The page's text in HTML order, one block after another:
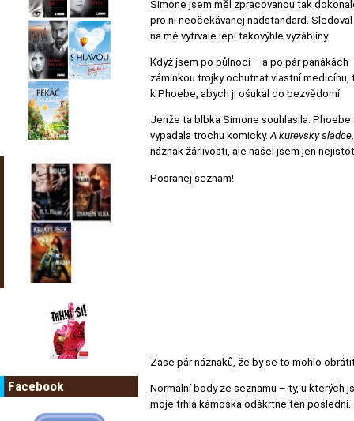
Facebook
Simone jsem měl zpracovanou tak
pro ni neočekávanej nadstandard.
na mě vytrvale lepí takovýhle vyzábliny.
Když jsem po půlnoci – a po pár
záminkou trojky ochutnat vlastní
k Phoebe, abych ji ošukal do bezvědomí.
Jenže ta blbka Simone souhlasila.
vypadala trochu komicky.A kurevsky sladce
náznak žárlivosti, ale našel jsem jen
Posranej seznam!
Zase pár náznaků, že by se to mohlo
Normální body ze seznamu – ty, u kterých
moje trhlá kámoška odškrtne ten poslední.